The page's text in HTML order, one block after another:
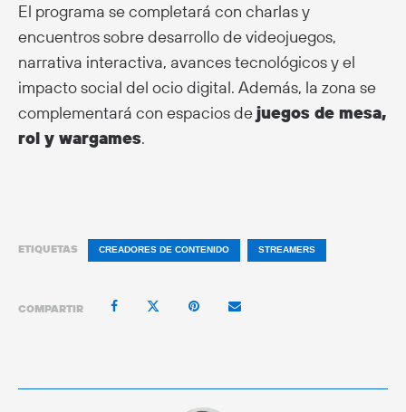
El programa se completará con charlas y
encuentros sobre desarrollo de videojuegos,
narrativa interactiva, avances tecnológicos y el
impacto social del ocio digital. Además, la zona se
complementará con espacios dejuegos de mesa,
rol y wargames.
ETIQUETAS CREADORES DE CONTENIDO STREAMERS
COMPARTIR